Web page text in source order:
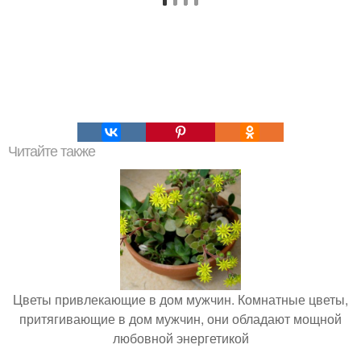
Читайте также
Цветы привлекающие в дом мужчин. Комнатные цветы,
притягивающие в дом мужчин, они обладают мощной
любовной энергетикой